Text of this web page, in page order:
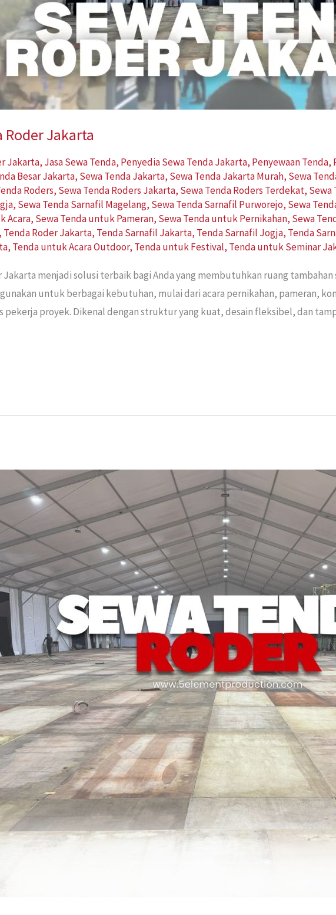
Roder Jakarta
Jakarta, Jasa Sewa Tenda, Penyedia Sewa Tenda Jakarta, Penyewaan Tenda,
Besar Jakarta, Sewa Tenda Jakarta, Sewa Tenda Jakarta Murah, Sewa
Roders, Sewa Tenda Roders Jakarta, Sewa Tenda Roders Terdekat, Sewa
, Sewa Tenda Sarnafil Magelang, Sewa Tenda Sarnafil Purworejo, Sewa
Acara, Sewa Tenda untuk Pameran, Sewa Tenda untuk Pernikahan, Sewa
, Tenda Roder Jakarta, Tenda Sarnafil Jakarta, Tenda Sarnafil Jogja, Tenda
, Tenda untuk Acara Outdoor, Tenda untuk Festival, Tenda untuk Seminar
Jakarta menjadi solusi terbaik bagi Anda yang membutuhkan ruang
untuk berbagai kebutuhan, mulai dari acara pernikahan, pameran,
pekerja proyek. Dikenal dengan struktur yang kuat, desain fleksibel, dan